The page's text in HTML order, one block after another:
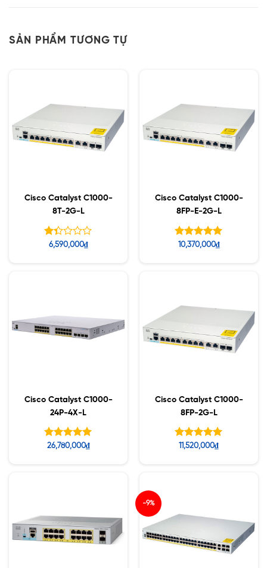
SẢN PHẨM TƯƠNG TỰ
Cisco Catalyst C1000-
8T-2G-L
Được
6,590,000₫
Cisco Catalyst C1000-
8FP-E-2G-L
Được xếp
10,370,000₫
Cisco Catalyst C1000-
24P-4X-L
Được xếp
26,780,000₫
Cisco Catalyst C1000-
8FP-2G-L
Được xếp
11,520,000₫
-9%